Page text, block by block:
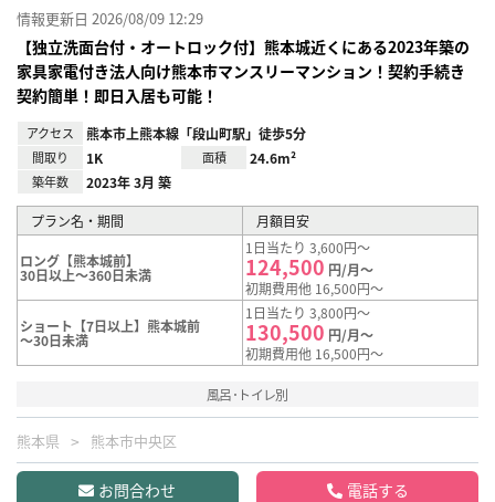
情報更新日 2026/08/09 12:29
【独立洗面台付・オートロック付】熊本城近くにある2023年築の
家具家電付き法人向け熊本市マンスリーマンション！契約手続き
契約簡単！即日入居も可能！
アクセス 熊本市上熊本線「段山町駅」徒歩5分
間取り 1K 面積 24.6m²
築年数 2023年 3月 築
プラン名・期間 月額目安
ロング【熊本城前】
30日以上～360日未満
1日当たり 3,600円～
124,500 円/月～
初期費用他 16,500円～
ショート【7日以上】熊本城前
～30日未満
1日当たり 3,800円～
130,500 円/月～
初期費用他 16,500円～
風呂･トイレ別
熊本県 熊本市中央区
お問合わせ 電話する